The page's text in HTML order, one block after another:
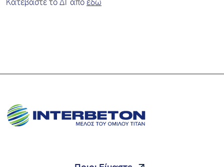
Κατεβάστε το ΔΤ από εδώ